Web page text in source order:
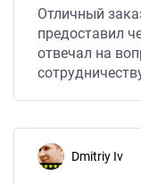
Отличный
предоставил
отвечал на
Dmitriy Iv